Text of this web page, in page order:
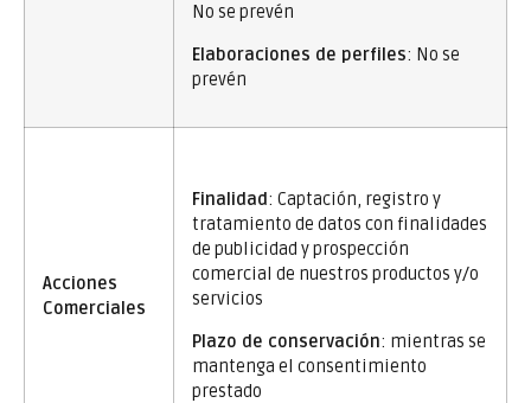
No se prevén
Elaboraciones de perfiles: No se
prevén
Acciones
Comerciales
Finalidad: Captación, registro y
tratamiento de datos con finalidades
de publicidad y prospección
comercial de nuestros productos y/o
servicios
Plazo de conservación: mientras se
mantenga el consentimiento
prestado